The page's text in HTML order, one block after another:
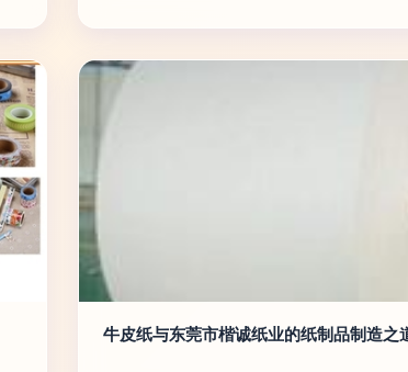
牛皮纸与东莞市楷诚纸业的纸制品制造之